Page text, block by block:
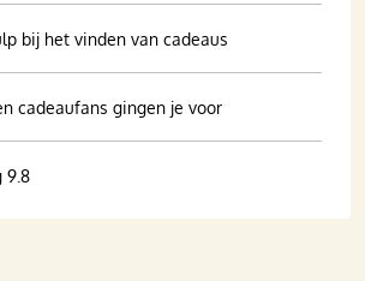
bij het vinden van cadeaus
cadeaufans gingen je voor
9.8